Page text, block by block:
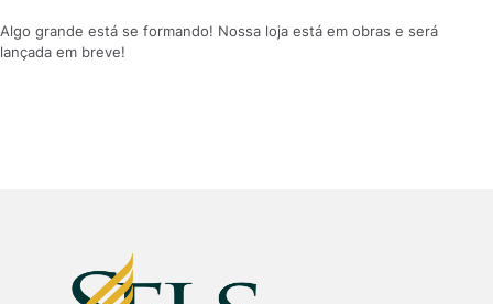
Algo grande está se formando! Nossa loja está em obras e será
lançada em breve!